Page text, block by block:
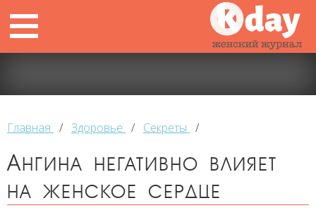
Главная / Здоровье / Секреты /
Ангина негативно влияет
на женское сердце